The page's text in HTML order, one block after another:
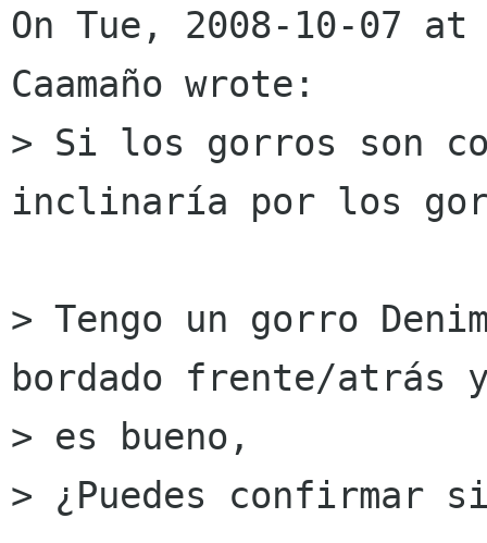
On Tue, 2008-10-07 at
Caamaño wrote:
> Si los gorros son
inclinaría por los
> Tengo un gorro
bordado frente/atrás
> es bueno,
> ¿Puedes confirmar